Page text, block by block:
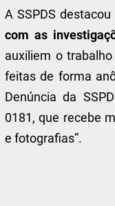
A SSPDS destacou
com as
auxiliem o
feitas de forma
Denúncia da
0181, que recebe
e fotografias”.